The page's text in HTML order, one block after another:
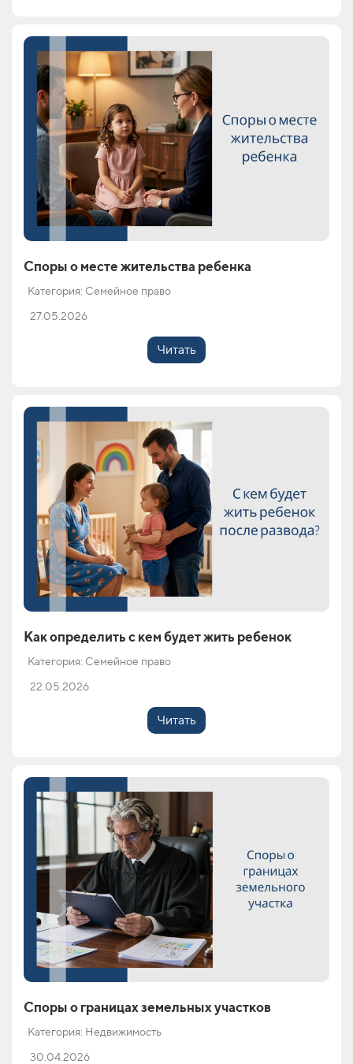
Споры о месте жительства ребенка
Категория: Семейное право
27.05.2026
Читать
Как определить с кем будет жить ребенок
Категория: Семейное право
22.05.2026
Читать
Споры о границах земельных участков
Категория: Недвижимость
30.04.2026